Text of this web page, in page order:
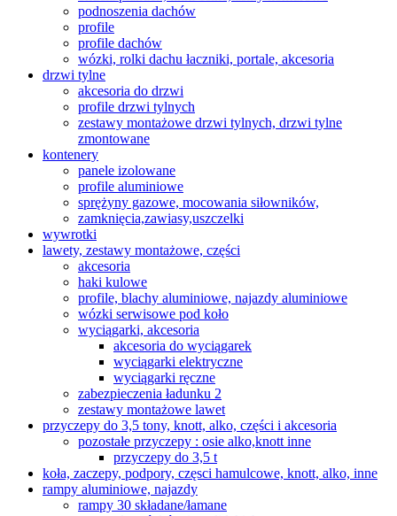
podnoszenia dachów
profile
profile dachów
wózki, rolki dachu łaczniki, portale, akcesoria
drzwi tylne
akcesoria do drzwi
profile drzwi tylnych
zestawy montażowe drzwi tylnych, drzwi tylne
zmontowane
kontenery
panele izolowane
profile aluminiowe
sprężyny gazowe, mocowania siłowników,
zamknięcia,zawiasy,uszczelki
wywrotki
lawety, zestawy montażowe, części
akcesoria
haki kulowe
profile, blachy aluminiowe, najazdy aluminiowe
wózki serwisowe pod koło
wyciągarki, akcesoria
akcesoria do wyciągarek
wyciągarki elektryczne
wyciągarki ręczne
zabezpieczenia ładunku 2
zestawy montażowe lawet
przyczepy do 3,5 tony, knott, alko, części i akcesoria
pozostałe przyczepy : osie alko,knott inne
przyczepy do 3,5 t
koła, zaczepy, podpory, częsci hamulcowe, knott, alko, inne
rampy aluminiowe, najazdy
rampy 30 składane/łamane